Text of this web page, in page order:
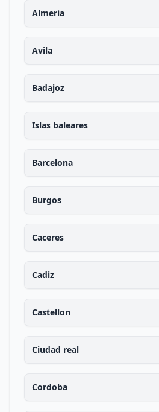
Almeria
Avila
Badajoz
Islas baleares
Barcelona
Burgos
Caceres
Cadiz
Castellon
Ciudad real
Cordoba